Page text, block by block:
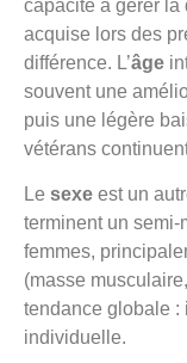
capacité à gérer la
acquise lors des
différence. L’âge
souvent une
puis une légère
vétérans
Le sexe est un
terminent un
femmes,
(masse
tendance globale :
individuelle.